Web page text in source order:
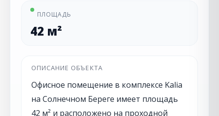
ПЛОЩАДЬ
42 м²
ОПИСАНИЕ ОБЪЕКТА
Офисное помещение в комплексе Kalia
на Солнечном Береге имеет площадь
42 м² и расположено на проходной